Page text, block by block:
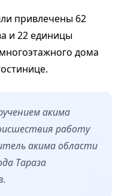
привлечены 62
и 22 единицы
дома
акима
работу
акима области
Тараза